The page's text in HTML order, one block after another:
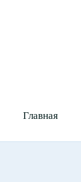
Главная